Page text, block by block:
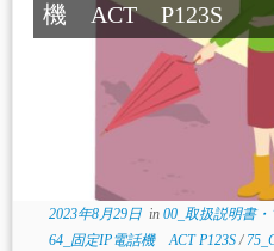
機 ACT P123S
2023年8月29日in 00_取扱説明書
64_固定IP電話機 ACT P123S/